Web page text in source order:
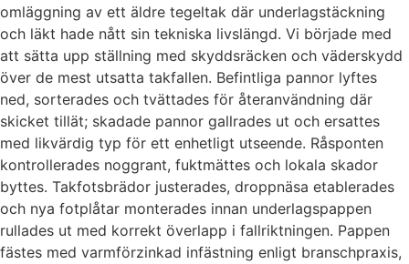
omläggning av ett äldre tegeltak där underlagstäckning
och läkt hade nått sin tekniska livslängd. Vi började med
att sätta upp ställning med skyddsräcken och väderskydd
över de mest utsatta takfallen. Befintliga pannor lyftes
ned, sorterades och tvättades för återanvändning där
skicket tillät; skadade pannor gallrades ut och ersattes
med likvärdig typ för ett enhetligt utseende. Råsponten
kontrollerades noggrant, fuktmättes och lokala skador
byttes. Takfotsbrädor justerades, droppnäsa etablerades
och nya fotplåtar monterades innan underlagspappen
rullades ut med korrekt överlapp i fallriktningen. Pappen
fästes med varmförzinkad infästning enligt branschpraxis,